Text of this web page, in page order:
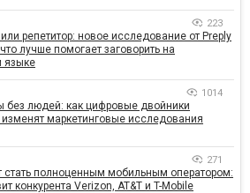
223
репетитор: новое исследование от Preply
лучше помогает заговорить на
языке
1014
без людей: как цифровые двойники
изменят маркетинговые исследования
271
стать полноценным мобильным оператором:
конкурента Verizon, AT&T и T-Mobile